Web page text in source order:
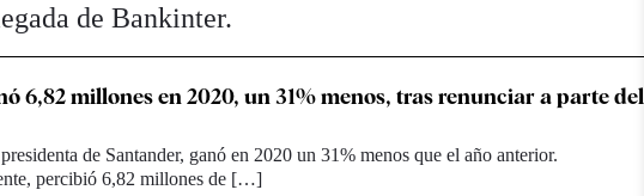
de Bankinter.
6,82 millones en 2020, un 31% menos, tras renunciar a parte del
de Santander, ganó en 2020 un 31% menos que el año anterior.
percibió 6,82 millones de […]